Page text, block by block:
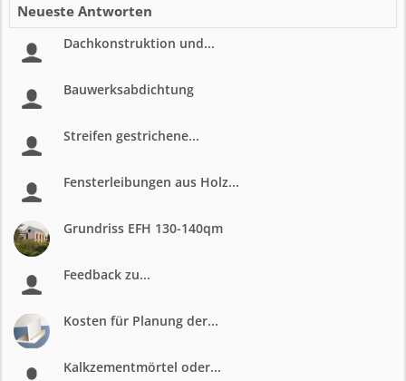
Neueste Antworten
Dachkonstruktion und...
Bauwerksabdichtung
Streifen gestrichene...
Fensterleibungen aus Holz...
Grundriss EFH 130-140qm
Feedback zu...
Kosten für Planung der...
Kalkzementmörtel oder...